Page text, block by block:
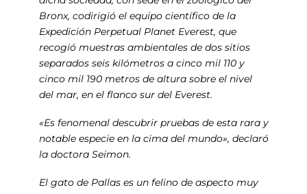
Bronx, codirigió el equipo científico de la
Expedición Perpetual Planet Everest, que
recogió muestras ambientales de dos sitios
separados seis kilómetros a cinco mil 110 y
cinco mil 190 metros de altura sobre el nivel
del mar, en el flanco sur del Everest.
«Es fenomenal descubrir pruebas de esta rara y
notable especie en la cima del mundo», declaró
la doctora Seimon.
El gato de Pallas es un felino de aspecto muy